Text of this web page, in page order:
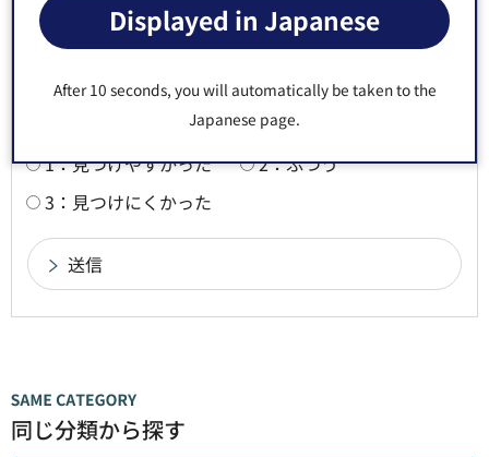
Displayed in Japanese
After 10 seconds, you will automatically be taken to the
Japanese page.
このページの情報は役に立ちましたか？
1：役に立った
2：ふつう
3：役に立たなかった
このページの情報は見つけやすかったですか？
1：見つけやすかった
2：ふつう
3：見つけにくかった
同じ分類から探す